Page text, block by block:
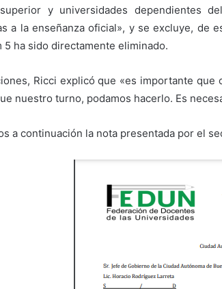
y universidades dependientes
a la enseñanza oficial», y se excluye, de
5 ha sido directamente eliminado.
Ricci explicó que «es importante
nuestro turno, podamos hacerlo. Es
a continuación la nota presentada por el